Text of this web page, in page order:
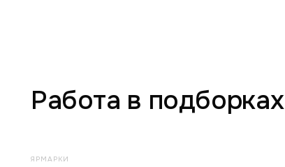
Работа в подборках
ЯРМАРКИ